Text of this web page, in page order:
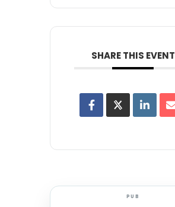
SHARE THIS EVENT
PUB